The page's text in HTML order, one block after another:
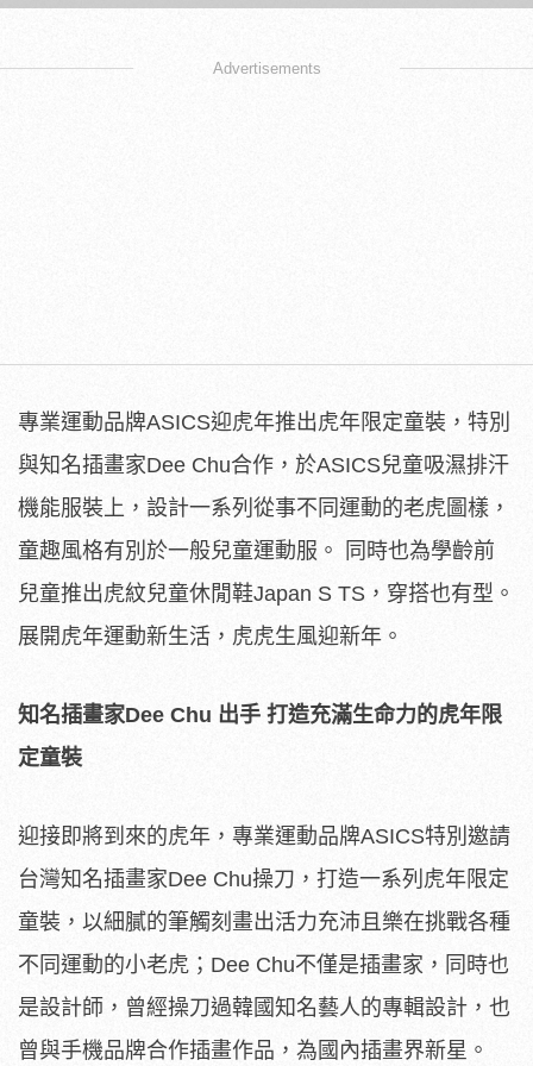
Advertisements
專業運動品牌ASICS迎虎年推出虎年限定童裝，特別
與知名插畫家Dee Chu合作，於ASICS兒童吸濕排汗
機能服裝上，設計一系列從事不同運動的老虎圖樣，
童趣風格有別於一般兒童運動服。 同時也為學齡前
兒童推出虎紋兒童休閒鞋Japan S TS，穿搭也有型。
展開虎年運動新生活，虎虎生風迎新年。
知名插畫家Dee Chu 出手 打造充滿生命力的虎年限
定童裝
迎接即將到來的虎年，專業運動品牌ASICS特別邀請
台灣知名插畫家Dee Chu操刀，打造一系列虎年限定
童裝，以細膩的筆觸刻畫出活力充沛且樂在挑戰各種
不同運動的小老虎；Dee Chu不僅是插畫家，同時也
是設計師，曾經操刀過韓國知名藝人的專輯設計，也
曾與手機品牌合作插畫作品，為國內插畫界新星。